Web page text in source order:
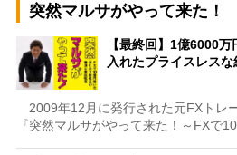
突然マルサがやって来た！
【最終回】1億6000
入れたプライスレス
2009年12月に発行された元FXトレ
『突然マルサがやって来た！～FXで